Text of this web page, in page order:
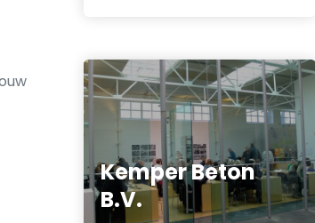
Kemper Beton
B.V.